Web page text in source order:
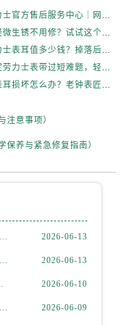
注意事项）
保养与紧急修复指南）
2026-06-13
2026-06-13
2026-06-10
2026-06-09